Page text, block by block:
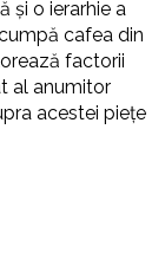
și o ierarhie a
cafea din
factorii
al anumitor
acestei piețe